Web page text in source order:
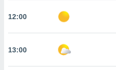
12:00
13:00